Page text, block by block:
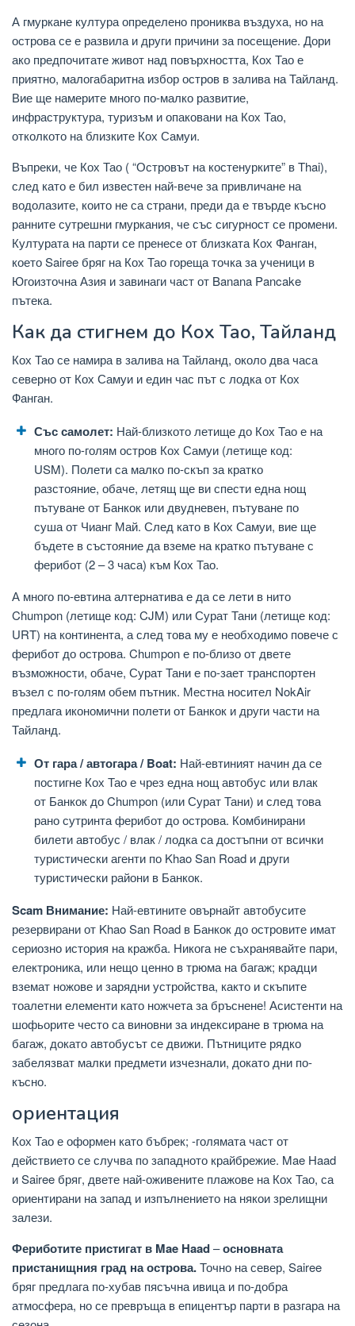
А гмуркане култура определено прониква въздуха, но на
острова се е развила и други причини за посещение. Дори
ако предпочитате живот над повърхността, Кох Тао е
приятно, малогабаритна избор остров в залива на Тайланд.
Вие ще намерите много по-малко развитие,
инфраструктура, туризъм и опаковани на Кох Тао,
отколкото на близките Кох Самуи.
Въпреки, че Кох Тао ( “Островът на костенурките” в Thai),
след като е бил известен най-вече за привличане на
водолазите, които не са страни, преди да е твърде късно
ранните сутрешни гмуркания, че със сигурност се промени.
Културата на парти се пренесе от близката Кох Фанган,
което Sairee бряг на Кох Тао гореща точка за ученици в
Югоизточна Азия и завинаги част от Banana Pancake
пътека.
Как да стигнем до Кох Тао, Тайланд
Кох Тао се намира в залива на Тайланд, около два часа
северно от Кох Самуи и един час път с лодка от Кох
Фанган.
Със самолет: Най-близкото летище до Кох Тао е на
много по-голям остров Кох Самуи (летище код:
USM). Полети са малко по-скъп за кратко
разстояние, обаче, летящ ще ви спести една нощ
пътуване от Банкок или двудневен, пътуване по
суша от Чианг Май. След като в Кох Самуи, вие ще
бъдете в състояние да вземе на кратко пътуване с
ферибот (2 – 3 часа) към Кох Тао.
А много по-евтина алтернатива е да се лети в нито
Chumpon (летище код: CJM) или Сурат Тани (летище код:
URT) на континента, а след това му е необходимо повече с
ферибот до острова. Chumpon е по-близо от двете
възможности, обаче, Сурат Тани е по-зает транспортен
възел с по-голям обем пътник. Местна носител NokAir
предлага икономични полети от Банкок и други части на
Тайланд.
От гара / автогара / Boat: Най-евтиният начин да се
постигне Кох Тао е чрез една нощ автобус или влак
от Банкок до Chumpon (или Сурат Тани) и след това
рано сутринта ферибот до острова. Комбинирани
билети автобус / влак / лодка са достъпни от всички
туристически агенти по Khao San Road и други
туристически райони в Банкок.
Scam Внимание: Най-евтините овърнайт автобусите
резервирани от Khao San Road в Банкок до островите имат
сериозно история на кражба. Никога не съхранявайте пари,
електроника, или нещо ценно в трюма на багаж; крадци
вземат ножове и зарядни устройства, както и скъпите
тоалетни елементи като ножчета за бръснене! Асистенти на
шофьорите често са виновни за индексиране в трюма на
багаж, докато автобусът се движи. Пътниците рядко
забелязват малки предмети изчезнали, докато дни по-
късно.
ориентация
Кох Тао е оформен като бъбрек; -голямата част от
действието се случва по западното крайбрежие. Mae Haad
и Sairee бряг, двете най-оживените плажове на Кох Тао, са
ориентирани на запад и изпълнението на някои зрелищни
залези.
Фериботите пристигат в Mae Haad–основната
пристанищния град на острова.Точно на север, Sairee
бряг предлага по-хубав пясъчна ивица и по-добра
атмосфера, но се превръща в епицентър парти в разгара на